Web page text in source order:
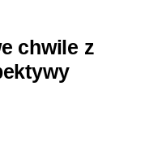
chwile z